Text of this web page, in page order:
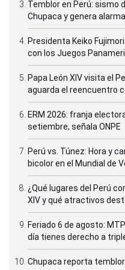
Temblor en Perú: sismo
Chupaca y genera
Presidenta Keiko
con los Juegos
Papa León XIV visita el
aguarda el reencuentro
ERM 2026: franja
setiembre, señala ONPE
Perú vs. Túnez: Hora y
bicolor en el Mundial de
¿Qué lugares del Perú
XIV y qué atractivos
Feriado 6 de agosto:
día tienes derecho a
Chupaca reporta